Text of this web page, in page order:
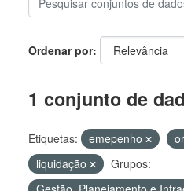
Ordenar por
1 conjunto de
Etiquetas: emepenho
liquidação
Grupos: